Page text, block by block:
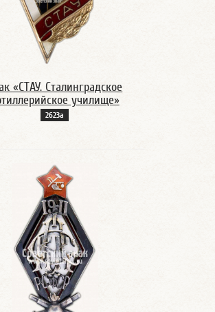
«СТАУ. Сталинградское
училище»
2623а